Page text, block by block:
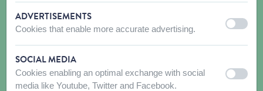
ADVERTISEMENTS
Cookies that enable more accurate advertising. off on
SOCIAL MEDIA
Cookies enabling an optimal exchange with social
media like Youtube, Twitter and Facebook.
off on